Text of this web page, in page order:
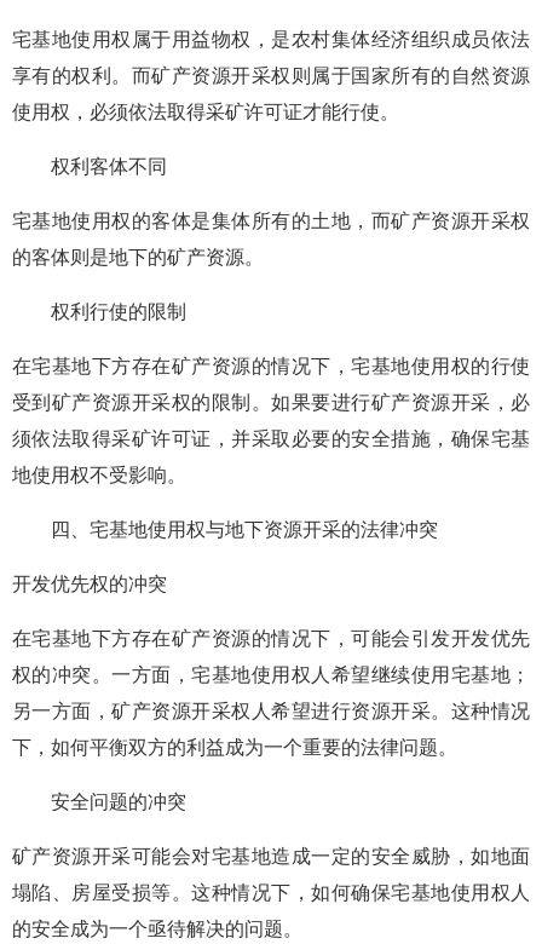
宅基地使用权属于用益物权，是农村集体经济组织成员依法
享有的权利。而矿产资源开采权则属于国家所有的自然资源
使用权，必须依法取得采矿许可证才能行使。
权利客体不同
宅基地使用权的客体是集体所有的土地，而矿产资源开采权
的客体则是地下的矿产资源。
权利行使的限制
在宅基地下方存在矿产资源的情况下，宅基地使用权的行使
受到矿产资源开采权的限制。如果要进行矿产资源开采，必
须依法取得采矿许可证，并采取必要的安全措施，确保宅基
地使用权不受影响。
四、宅基地使用权与地下资源开采的法律冲突
开发优先权的冲突
在宅基地下方存在矿产资源的情况下，可能会引发开发优先
权的冲突。一方面，宅基地使用权人希望继续使用宅基地；
另一方面，矿产资源开采权人希望进行资源开采。这种情况
下，如何平衡双方的利益成为一个重要的法律问题。
安全问题的冲突
矿产资源开采可能会对宅基地造成一定的安全威胁，如地面
塌陷、房屋受损等。这种情况下，如何确保宅基地使用权人
的安全成为一个亟待解决的问题。